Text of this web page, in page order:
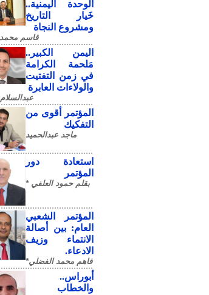
الوحدة اليمنية..
خَيار التاريخ
ومشروع النجاة
قاسم محمد
​اليمن الكبير..
مَلحمة الكرامة
في زمن التفتيت
والولاءات العابرة
عبدالسلام
المؤتمر أقوى من
التفكيك
ماجد عبدالحميد
استعادة دور
المؤتمر
بقلم حمود العلفي *
المؤتمر الشعبي
العام: بين أصالة
الانتماء وزيف
الادعاء.
فاهم محمد الفضلي*
أبوراس..
والخطاب